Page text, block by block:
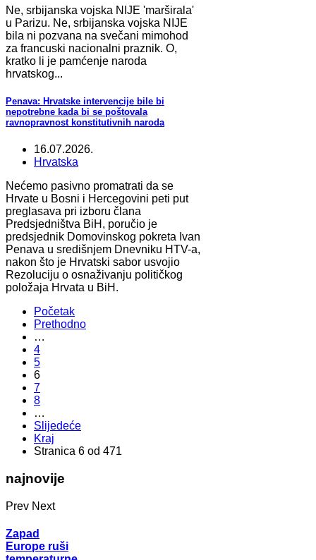
Ne, srbijanska vojska NIJE 'marširala'
u Parizu. Ne, srbijanska vojska NIJE
bila ni pozvana na svečani mimohod
za francuski nacionalni praznik. O,
kratko li je pamćenje naroda
hrvatskog...
Penava: Hrvatske intervencije bile bi
nepotrebne kada bi se poštovala
ravnopravnost konstitutivnih naroda
16.07.2026.
Hrvatska
Nećemo pasivno promatrati da se
Hrvate u Bosni i Hercegovini peti put
preglasava pri izboru člana
Predsjedništva BiH, poručio je
predsjednik Domovinskog pokreta Ivan
Penava u središnjem Dnevniku HTV-a,
nakon što je Hrvatski sabor usvojio
Rezoluciju o osnaživanju političkog
položaja Hrvata u BiH.
Početak
Prethodno
…
4
5
6
7
8
…
Slijedeće
Kraj
Stranica 6 od 471
najnovije
Prev Next
Zapad
Europe ruši